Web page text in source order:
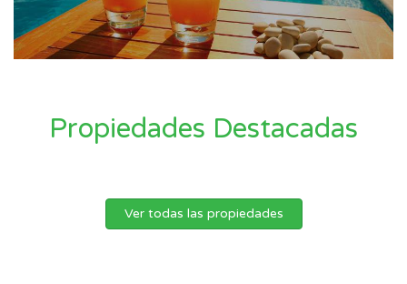
Propiedades Destacadas
Ver todas las propiedades